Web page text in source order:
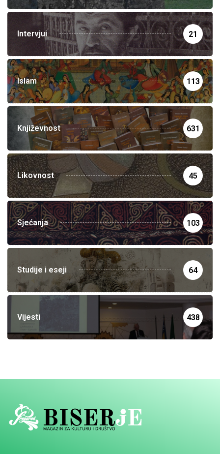
Intervjui 21
Islam 113
Književnost 631
Likovnost 45
Sjećanja 103
Studije i eseji 64
Vijesti 438